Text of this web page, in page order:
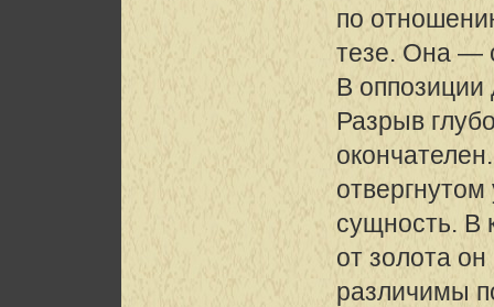
по
тезе. Она —
В
Разрыв
сущность. В
от золота
различимы